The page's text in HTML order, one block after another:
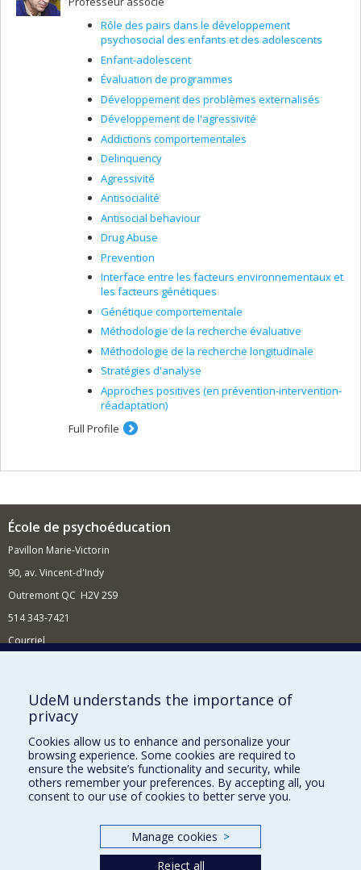
Rôle des pairs dans le développement
psychosocial des enfants et des adolescents
Enfant-adolescent
Évaluation de programmes
Développement des problèmes externalisés
Développement de l'agressivité
Addictions comportementales
Delinquency
Agressivité
Antisocialité
Antisocial behaviour
Drug Abuse
Prevention
Interface entre les facteurs environnementaux et
les facteurs génétiques
Génétique comportementale
Méthodologie de la recherche évaluative
Méthodologie de la recherche longitudinale
Stratégies d'analyse
Approches positives (en prévention-intervention-
réadaptation)
Full Profile
École de psychoéducation
Pavillon Marie-Victorin
90, av. Vincent-d'Indy
Outremont QC H2V 2S9
514 343-7421
Courriel
Comment soutenir l'École?
BESOIN D'AIDE?
Plan du site
Signaler une erreur
Accessibilité
Nos départements et écoles
UdeM understands the importance of
privacy
Cookies allow us to enhance and personalize your
browsing experience. Some cookies are required to
ensure the website’s functionality and security, while
others remember your preferences. By accepting all, you
consent to our use of cookies to better serve you.
Manage cookies >
Reject all